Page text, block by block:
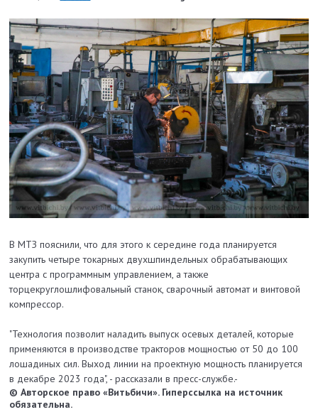
В МТЗ пояснили, что для этого к середине года планируется
закупить четыре токарных двухшпиндельных обрабатывающих
центра с программным управлением, а также
торцекруглошлифовальный станок, сварочный автомат и винтовой
компрессор.
"Технология позволит наладить выпуск осевых деталей, которые
применяются в производстве тракторов мощностью от 50 до 100
лошадиных сил. Выход линии на проектную мощность планируется
в декабре 2023 года", - рассказали в пресс-службе.-
© Авторское право «Витьбичи». Гиперссылка на источник
обязательна.